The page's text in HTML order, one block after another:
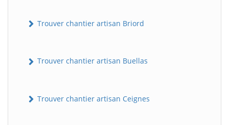
Trouver chantier artisan Briord
Trouver chantier artisan Buellas
Trouver chantier artisan Ceignes